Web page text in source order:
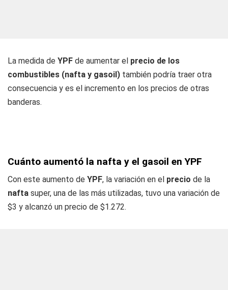
La medida de YPF de aumentar el precio de los
combustibles (nafta y gasoil) también podría traer otra
consecuencia y es el incremento en los precios de otras
banderas.
Cuánto aumentó la nafta y el gasoil en YPF
Con este aumento de YPF, la variación en el precio de la
nafta super, una de las más utilizadas, tuvo una variación de
$3 y alcanzó un precio de $1.272.